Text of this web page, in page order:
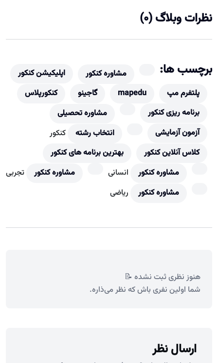
نظرات وبلاگ (0)
برچسب ها: مشاوره کنکور
اپلیکیشن کنکور
پلتفرم مپ
mapedu گاجینو
کنکورپلاس
برنامه ریزی کنکور
مشاوره تحصیلی
آزمون آزمایشی
انتخاب رشته
کنکور
کلاس آنلاین کنکور
بهترین برنامه های کنکور
مشاوره کنکور
انسانی مشاوره کنکور
تجربی
مشاوره کنکور
ریاضی
هنوز نظری ثبت نشده 📝
شما اولین نفری باش که نظر می‌ذاره.
ارسال نظر